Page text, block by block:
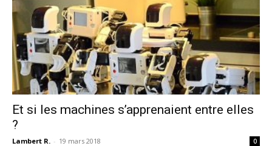
Et si les machines s’apprenaient entre elles
?
Lambert R. - 19 mars 2018 0